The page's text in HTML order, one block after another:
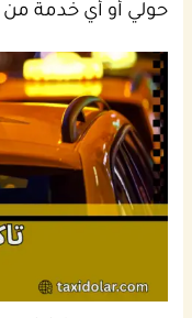
حولي أو أي خدمة من